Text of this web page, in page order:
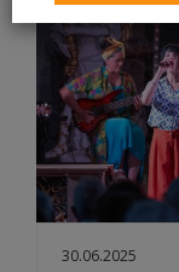
30.06.2025